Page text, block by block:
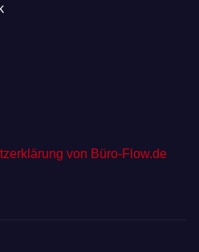
von Büro-Flow.de